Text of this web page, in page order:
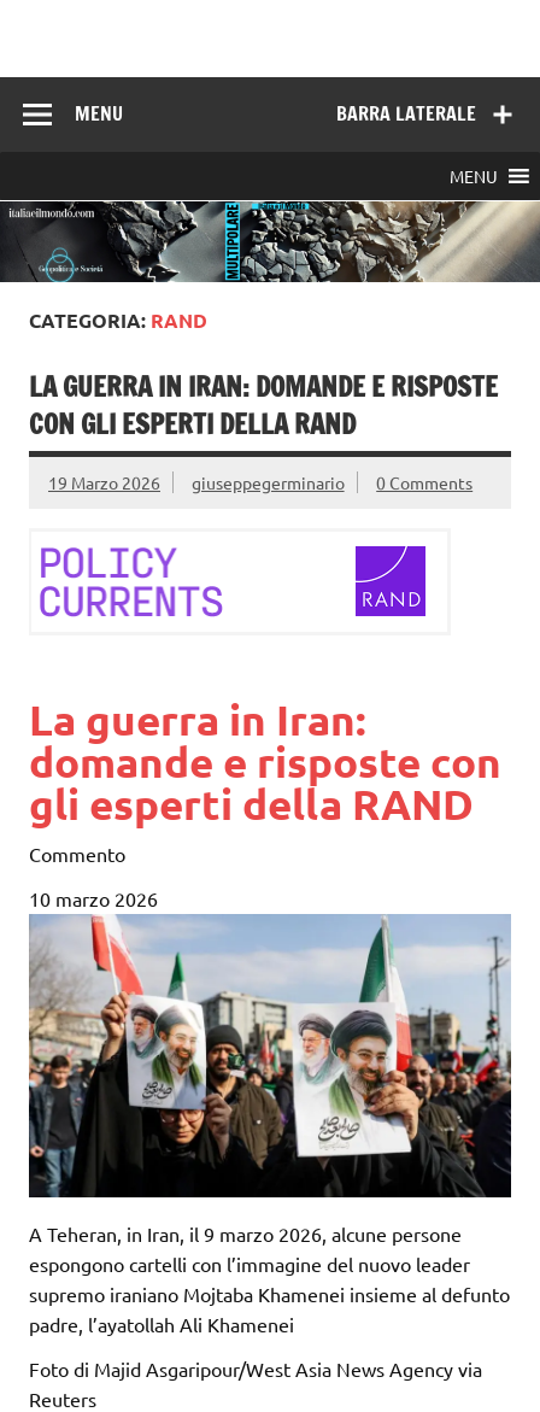
BARRA LATERALE
MENU
MENU
CATEGORIA: RAND
LA GUERRA IN IRAN: DOMANDE E RISPOSTE
CON GLI ESPERTI DELLA RAND
19 Marzo 2026 giuseppegerminario 0 Comments
La guerra in Iran:
domande e risposte con
gli esperti della RAND
Commento
10 marzo 2026
A Teheran, in Iran, il 9 marzo 2026, alcune persone
espongono cartelli con l’immagine del nuovo leader
supremo iraniano Mojtaba Khamenei insieme al defunto
padre, l’ayatollah Ali Khamenei
Foto di Majid Asgaripour/West Asia News Agency via
Reuters